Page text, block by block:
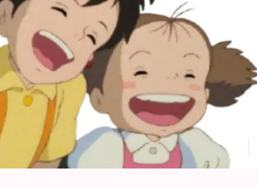
TOPページ
お問合せ
カテゴリー
サイトマップ